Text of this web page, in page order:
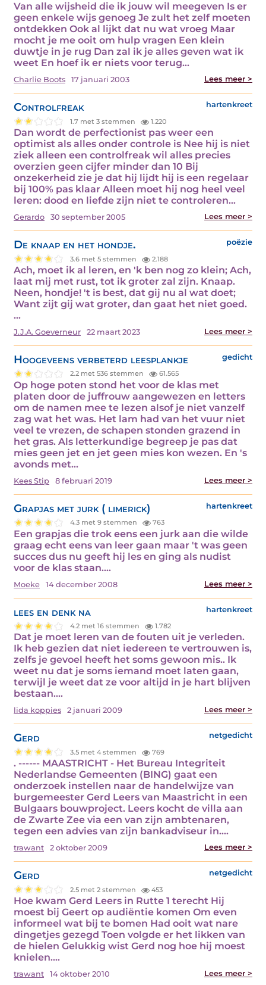
Van alle wijsheid die ik jouw wil meegeven Is er
geen enkele wijs genoeg Je zult het zelf moeten
ontdekken Ook al lijkt dat nu wat vroeg Maar
mocht je me ooit om hulp vragen Een klein
duwtje in je rug Dan zal ik je alles geven wat ik
weet En hoef ik er niets voor terug…
Charlie Boots 17 januari 2003 Lees meer >
Controlfreak hartenkreet
1.7 met 3 stemmen 1.220
Dan wordt de perfectionist pas weer een
optimist als alles onder controle is Nee hij is niet
ziek alleen een controlfreak wil alles precies
overzien geen cijfer minder dan 10 Bij
onzekerheid zie je dat hij lijdt hij is een regelaar
bij 100% pas klaar Alleen moet hij nog heel veel
leren: dood en liefde zijn niet te controleren…
Gerardo 30 september 2005 Lees meer >
De knaap en het hondje. poëzie
3.6 met 5 stemmen 2.188
Ach, moet ik al leren, en 'k ben nog zo klein; Ach,
laat mij met rust, tot ik groter zal zijn. Knaap.
Neen, hondje! 't is best, dat gij nu al wat doet;
Want zijt gij wat groter, dan gaat het niet goed.
…
J.J.A. Goeverneur 22 maart 2023 Lees meer >
Hoogeveens verbeterd leesplankje gedicht
2.2 met 536 stemmen 61.565
Op hoge poten stond het voor de klas met
platen door de juffrouw aangewezen en letters
om de namen mee te lezen alsof je niet vanzelf
zag wat het was. Het lam had van het vuur niet
veel te vrezen, de schapen stonden grazend in
het gras. Als letterkundige begreep je pas dat
mies geen jet en jet geen mies kon wezen. En 's
avonds met…
Kees Stip 8 februari 2019 Lees meer >
Grapjas met jurk ( limerick) hartenkreet
4.3 met 9 stemmen 763
Een grapjas die trok eens een jurk aan die wilde
graag echt eens van leer gaan maar 't was geen
succes dus nu geeft hij les en ging als nudist
voor de klas staan.…
Moeke 14 december 2008 Lees meer >
lees en denk na hartenkreet
4.2 met 16 stemmen 1.782
Dat je moet leren van de fouten uit je verleden.
Ik heb gezien dat niet iedereen te vertrouwen is,
zelfs je gevoel heeft het soms gewoon mis.. Ik
weet nu dat je soms iemand moet laten gaan,
terwijl je weet dat ze voor altijd in je hart blijven
bestaan.…
lida koppies 2 januari 2009 Lees meer >
Gerd netgedicht
3.5 met 4 stemmen 769
. ------ MAASTRICHT - Het Bureau Integriteit
Nederlandse Gemeenten (BING) gaat een
onderzoek instellen naar de handelwijze van
burgemeester Gerd Leers van Maastricht in een
Bulgaars bouwproject. Leers kocht de villa aan
de Zwarte Zee via een van zijn ambtenaren,
tegen een advies van zijn bankadviseur in.…
trawant 2 oktober 2009 Lees meer >
Gerd netgedicht
2.5 met 2 stemmen 453
Hoe kwam Gerd Leers in Rutte 1 terecht Hij
moest bij Geert op audiëntie komen Om even
informeel wat bij te bomen Had ooit wat nare
dingetjes gezegd Toen volgde er het likken van
de hielen Gelukkig wist Gerd nog hoe hij moest
knielen.…
trawant 14 oktober 2010 Lees meer >